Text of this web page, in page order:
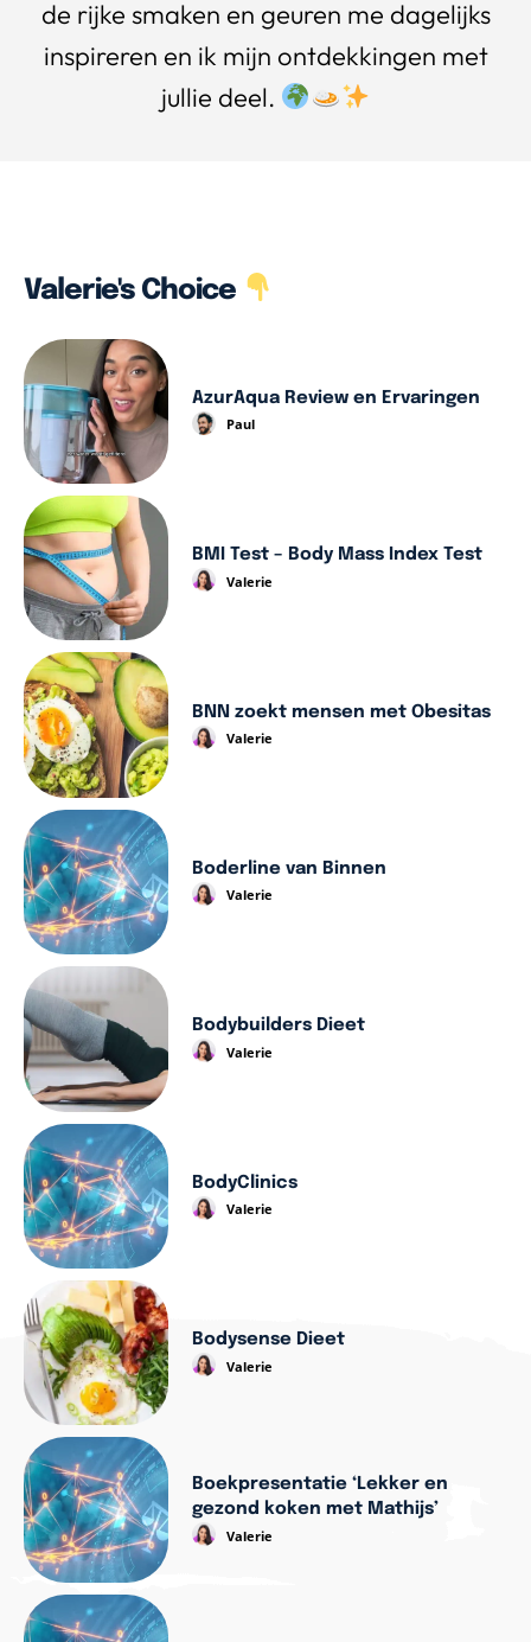
de rijke smaken en geuren me dagelijks
inspireren en ik mijn ontdekkingen met
jullie deel.
Valerie's Choice
AzurAqua Review en Ervaringen
Paul
BMI Test – Body Mass Index Test
Valerie
BNN zoekt mensen met Obesitas
Valerie
Boderline van Binnen
Valerie
Bodybuilders Dieet
Valerie
BodyClinics
Valerie
Bodysense Dieet
Valerie
Boekpresentatie ‘Lekker en
gezond koken met Mathijs’
Valerie